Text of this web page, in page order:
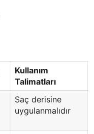
Kullanım
Talimatları
Saç derisine
uygulanmalıdır